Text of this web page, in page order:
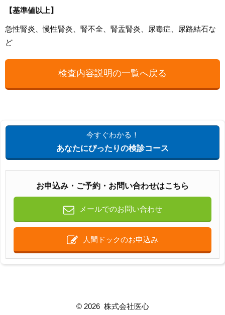
【基準値以上】
急性腎炎、慢性腎炎、腎不全、腎盂腎炎、尿毒症、尿路結石な
ど
検査内容説明の一覧へ戻る
今すぐわかる！
あなたにぴったりの検診コース
お申込み・ご予約・お問い合わせはこちら
メールでのお問い合わせ
人間ドックのお申込み
© 2026 株式会社医心